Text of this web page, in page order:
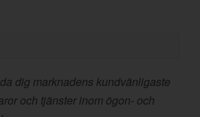
dig marknadens kundvänligaste
och tjänster inom ögon- och